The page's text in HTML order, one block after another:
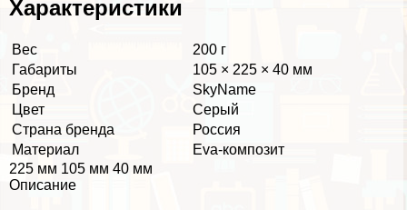
Хаpaктеристики
Вес
200 г
Габариты
105 × 225 × 40 мм
Бренд
SkyName
Цвет
Серый
Страна бренда
Россия
Материал
Eva-композит
225 мм 105 мм 40 мм
Описание